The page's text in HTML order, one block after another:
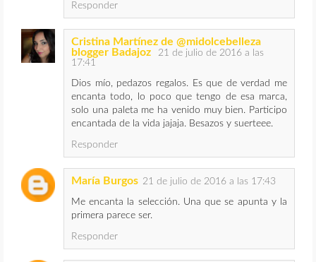
Responder
Cristina Martínez de @midolcebelleza
blogger Badajoz
21 de julio de 2016 a las
17:41
Dios mío, pedazos regalos. Es que de verdad me
encanta todo, lo poco que tengo de esa marca,
solo una paleta me ha venido muy bien. Participo
encantada de la vida jajaja. Besazos y suerteee.
Responder
María Burgos 21 de julio de 2016 a las 17:43
Me encanta la selección. Una que se apunta y la
primera parece ser.
Responder